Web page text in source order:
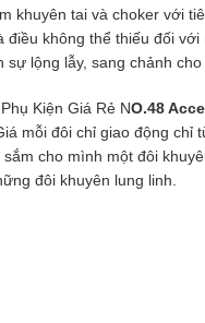
khuyên tai và choker với
điều không thể thiếu đối
sự lộng lẫy, sang chảnh cho
Kiện Giá Rẻ NO.48
mỗi đôi chỉ giao động chỉ
sắm cho mình một đôi
đôi khuyên lung linh.